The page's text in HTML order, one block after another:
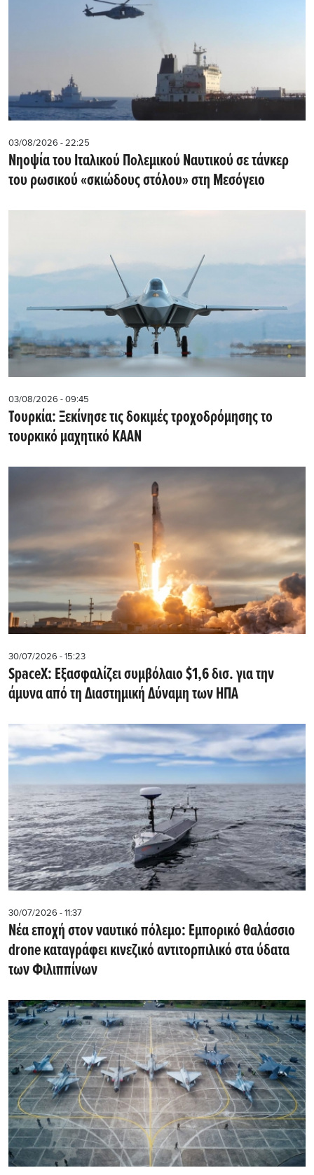
03/08/2026 - 22:25
Νηοψία του Ιταλικού Πολεμικού Ναυτικού σε τάνκερ
του ρωσικού «σκιώδους στόλου» στη Μεσόγειο
03/08/2026 - 09:45
Τουρκία: Ξεκίνησε τις δοκιμές τροχοδρόμησης το
τουρκικό μαχητικό KAAN
30/07/2026 - 15:23
SpaceX: Εξασφαλίζει συμβόλαιο $1,6 δισ. για την
άμυνα από τη Διαστημική Δύναμη των ΗΠΑ
30/07/2026 - 11:37
Νέα εποχή στον ναυτικό πόλεμο: Εμπορικό θαλάσσιο
drone καταγράφει κινεζικό αντιτορπιλικό στα ύδατα
των Φιλιππίνων